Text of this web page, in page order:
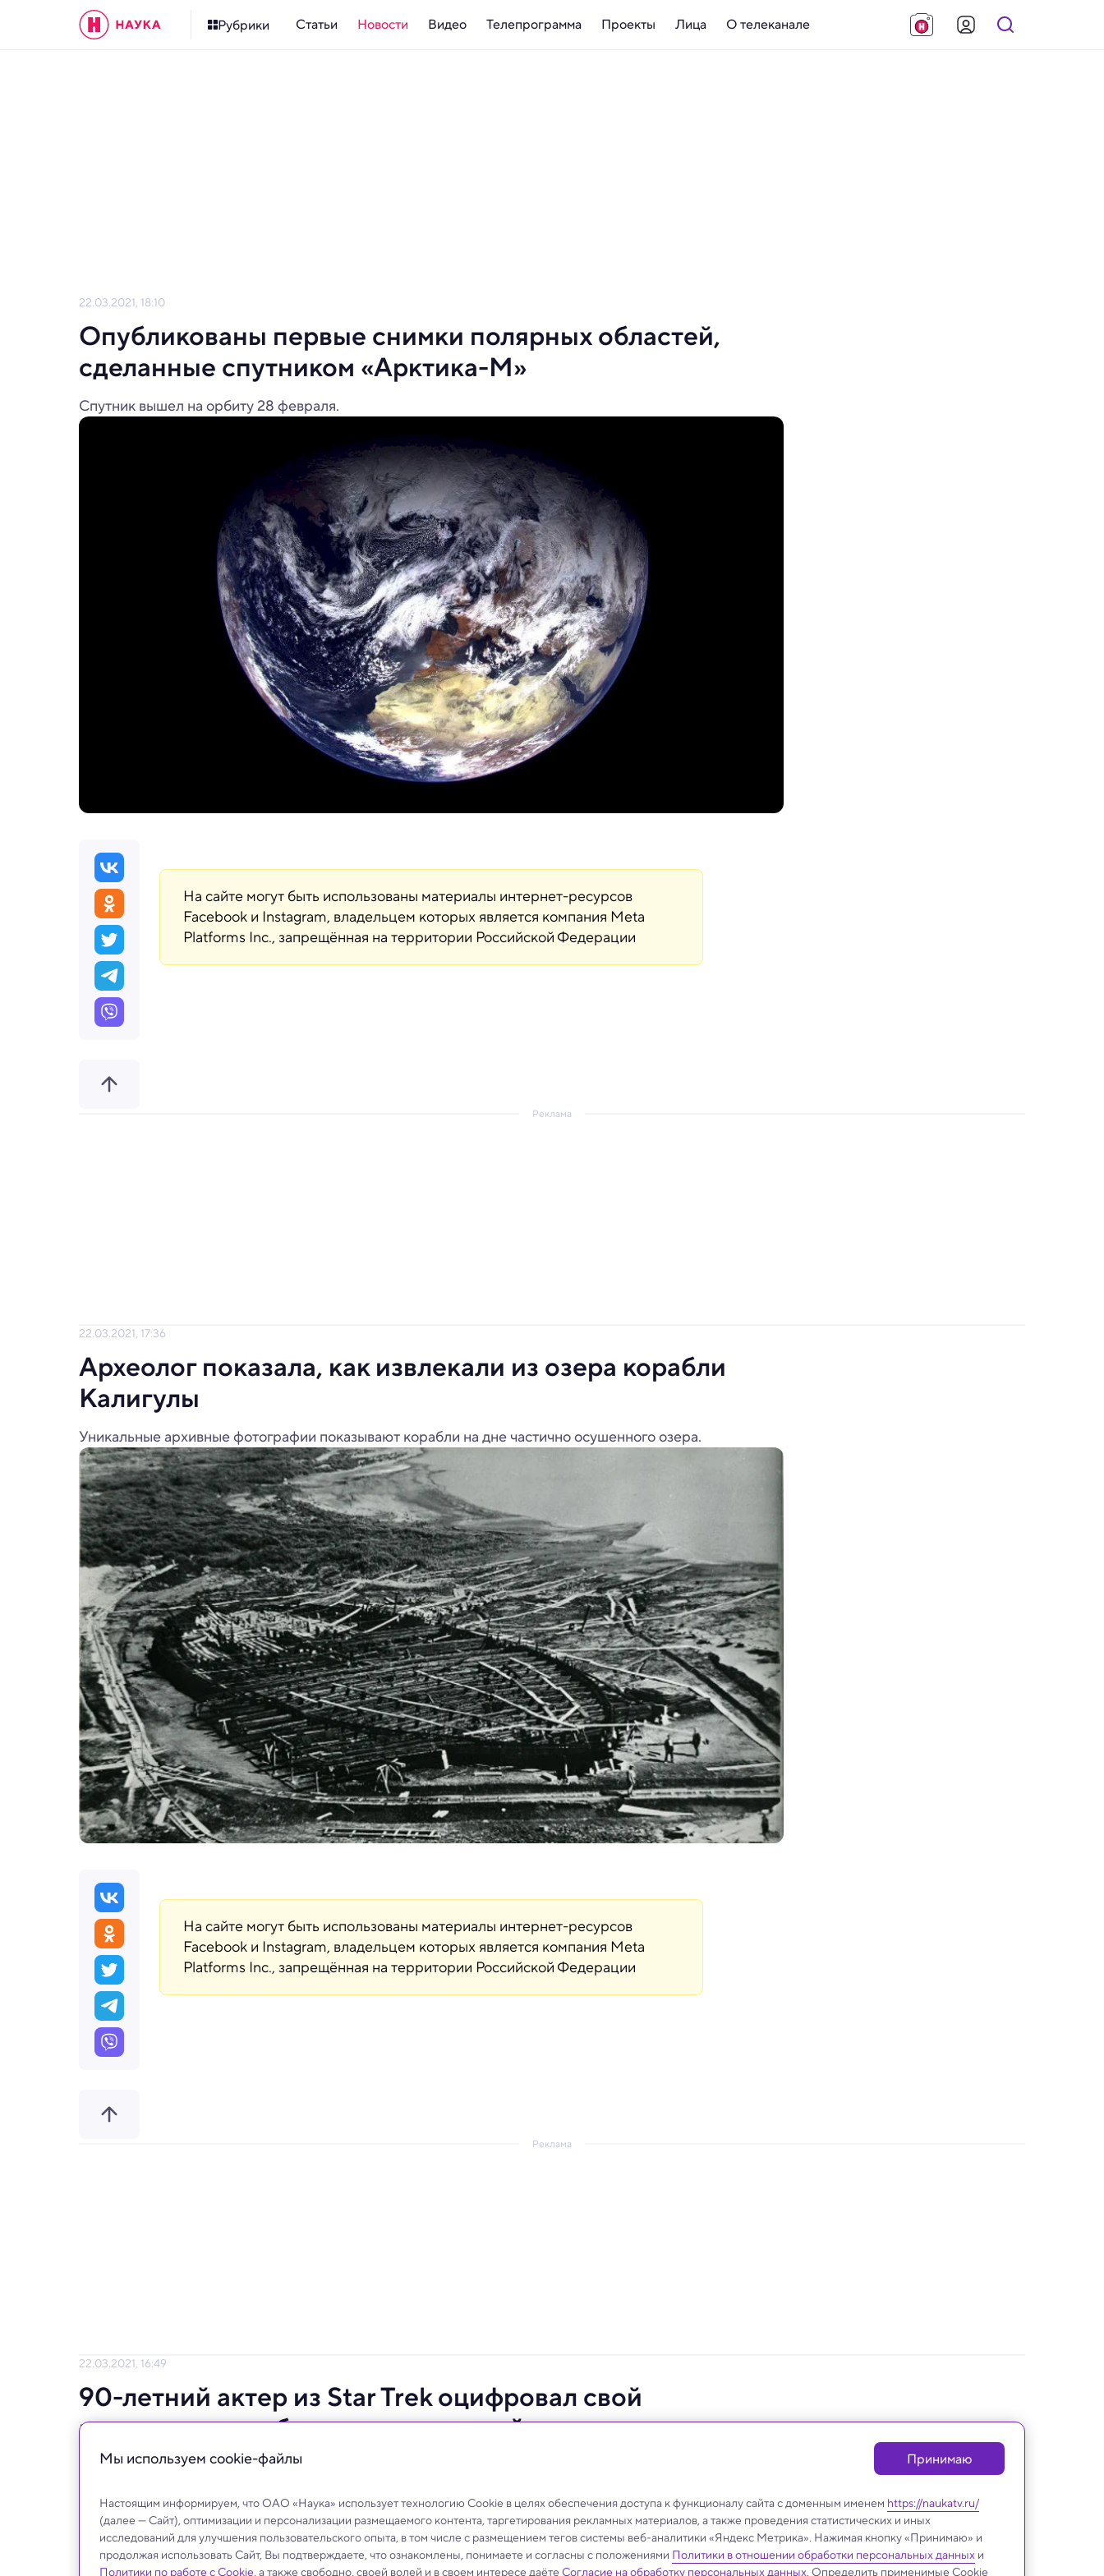
Рубрики Статьи Новости Видео Телепрограмма Проекты Лица О телеканале
22.03.2021, 18:10
Опубликованы первые снимки полярных областей,
сделанные спутником «Арктика-М»
Спутник вышел на орбиту 28 февраля.
На сайте могут быть использованы материалы интернет-ресурсов
Facebook и Instagram, владельцем которых является компания Meta
Platforms Inc., запрещённая на территории Российской Федерации
Реклама
22.03.2021, 17:36
Археолог показала, как извлекали из озера корабли
Калигулы
Уникальные архивные фотографии показывают корабли на дне частично осушенного озера.
На сайте могут быть использованы материалы интернет-ресурсов
Facebook и Instagram, владельцем которых является компания Meta
Platforms Inc., запрещённая на территории Российской Федерации
Реклама
22.03.2021, 16:49
90-летний актер из Star Trek оцифровал свой
интеллект «для будущих поколений»
Пообщаться с его «аватаром» можно будет уже в мае.
Мы используем сookie-файлы Принимаю
Настоящим информируем, что ОАО «Наука» использует технологию Cookie в целях обеспечения доступа к функционалу сайта с доменным именем https://naukatv.ru/
(далее — Сайт), оптимизации и персонализации размещаемого контента, таргетирования рекламных материалов, а также проведения статистических и иных
исследований для улучшения пользовательского опыта, в том числе с размещением тегов системы веб-аналитики «Яндекс Метрика». Нажимая кнопку «Принимаю» и
продолжая использовать Сайт, Вы подтверждаете, что ознакомлены, понимаете и согласны с положениями Политики в отношении обработки персональных данных и
Политики по работе с Cookie, а также свободно, своей волей и в своем интересе даёте Согласие на обработку персональных данных. Определить применимые Cookie